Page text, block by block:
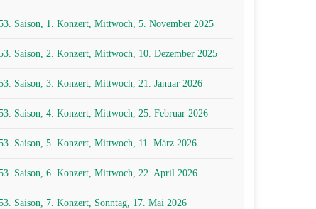
Saison, 1. Konzert, Mittwoch, 5. November 2025
Saison, 2. Konzert, Mittwoch, 10. Dezember 2025
Saison, 3. Konzert, Mittwoch, 21. Januar 2026
Saison, 4. Konzert, Mittwoch, 25. Februar 2026
Saison, 5. Konzert, Mittwoch, 11. März 2026
Saison, 6. Konzert, Mittwoch, 22. April 2026
Saison, 7. Konzert, Sonntag, 17. Mai 2026